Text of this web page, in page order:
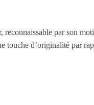
reconnaissable par son
touche d’originalité par